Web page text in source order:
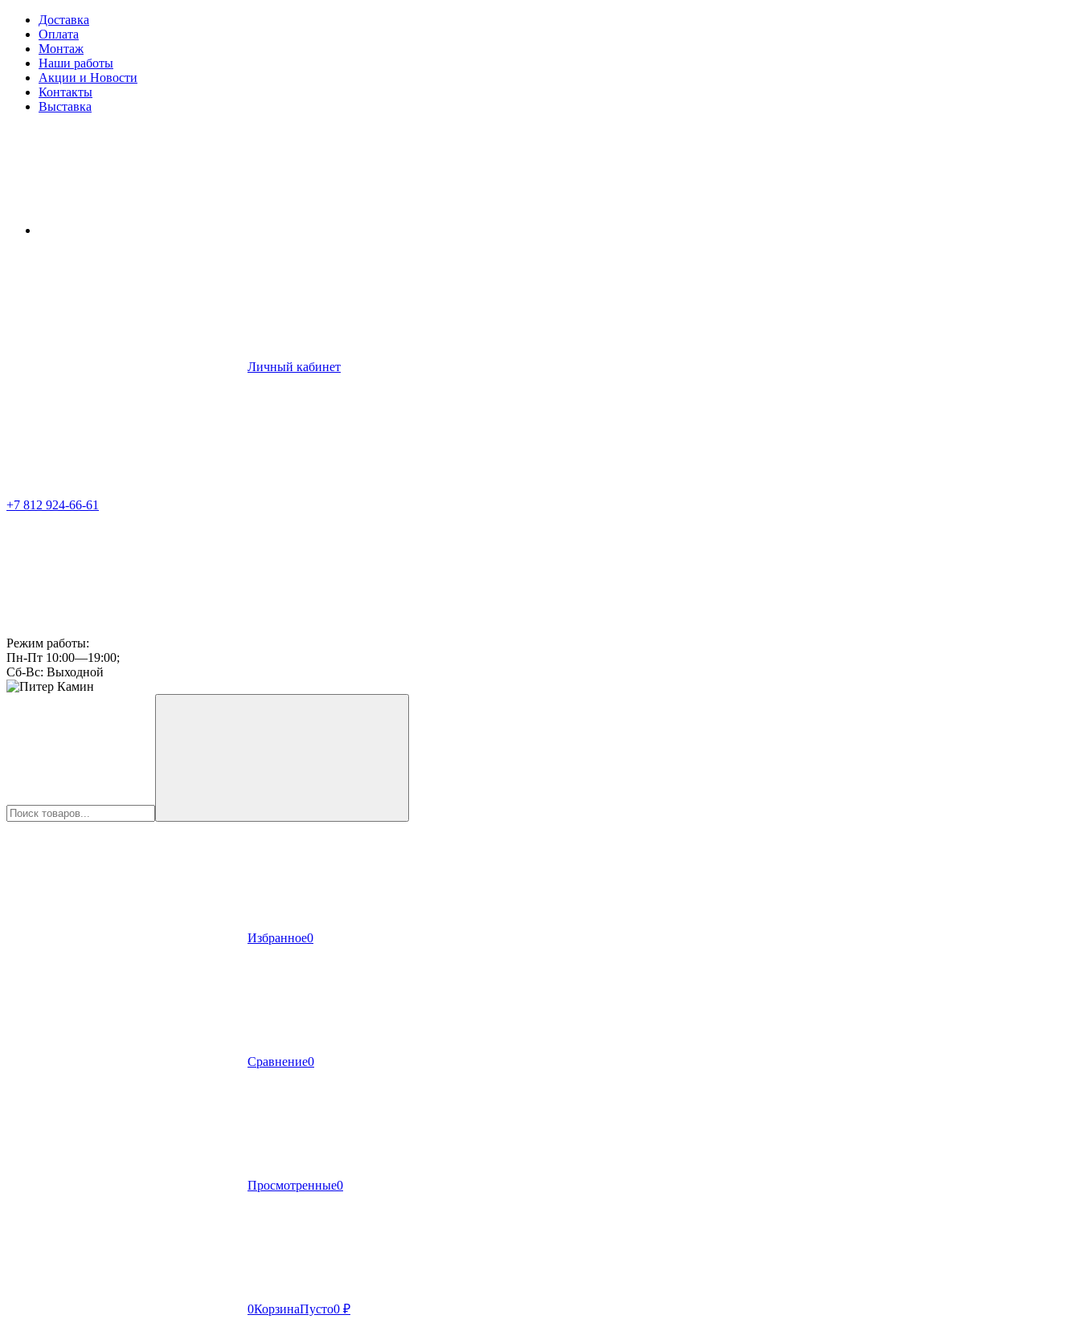
Доставка
Оплата
Монтаж
Наши работы
Акции и Новости
Контакты
Выставка
Личный кабинет
+7 812 924-66-61
Режим работы:
Пн-Пт 10:00—19:00;
Сб-Вс: Выходной
Избранное0
Сравнение0
Просмотренные0
0КорзинаПусто0 ₽